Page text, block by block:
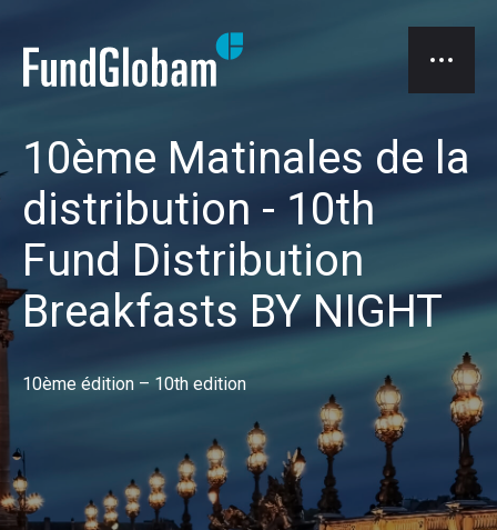
10ème Matinales de la
distribution - 10th
Fund Distribution
Breakfasts BY NIGHT
10ème édition – 10th edition